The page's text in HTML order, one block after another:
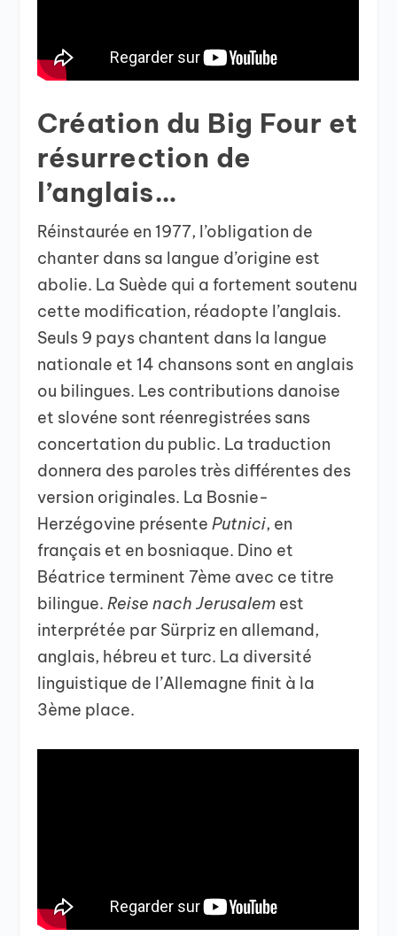
Création du Big Four et
résurrection de
l’anglais…
Réinstaurée en 1977, l’obligation de
chanter dans sa langue d’origine est
abolie. La Suède qui a fortement soutenu
cette modification, réadopte l’anglais.
Seuls 9 pays chantent dans la langue
nationale et 14 chansons sont en anglais
ou bilingues. Les contributions danoise
et slovéne sont réenregistrées sans
concertation du public. La traduction
donnera des paroles très différentes des
version originales. La Bosnie-
Herzégovine présentePutnici, en
français et en bosniaque. Dino et
Béatrice terminent 7ème avec ce titre
bilingue.Reise nach Jerusalem est
interprétée par Sürpriz en allemand,
anglais, hébreu et turc. La diversité
linguistique de l’Allemagne finit à la
3ème place.